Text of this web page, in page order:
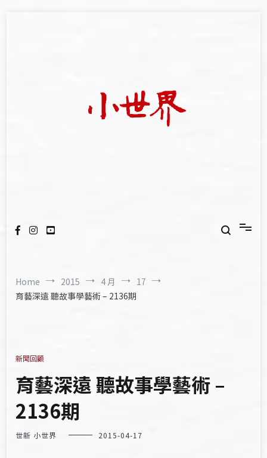
Home 2015 4 月
17
育藝深遠 聽故事學藝術 – 2136期
新聞回顧
育藝深遠 聽故事學藝術 –
2136期
世新 小世界 2015-04-17